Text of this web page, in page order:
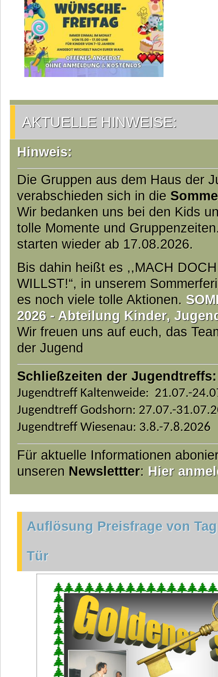
AKTUELLE HINWEISE:
Hinweis:
Die Gruppen aus dem Haus der
verabschieden sich in die
Wir bedanken uns bei den Kids
tolle Momente und
starten wieder ab 17.08.2026.
Bis dahin heißt es ,,MACH
WILLST!“, in unserem
es noch viele tolle Aktionen.
2026 - Abteilung Kinder,
Wir freuen uns auf euch, das
der Jugend
Schließzeiten der Jugendtreffs:
Jugendtreff Kaltenweide: 21.07.-
Jugendtreff Godshorn: 27.07.-
Jugendtreff Wiesenau: 3.8.-7.8.2026
Für aktuelle Informationen
unseren Newslettter: Hier
Auflösung Preisfrage von
Tür